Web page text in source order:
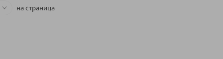
на страница